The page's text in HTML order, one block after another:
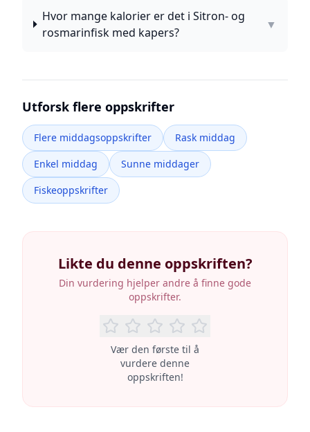
Hvor mange kalorier er det i Sitron- og
rosmarinfisk med kapers?
▼
Utforsk flere oppskrifter
Flere middagsoppskrifter
Rask middag
Enkel middag
Sunne middager
Fiskeoppskrifter
Likte du denne oppskriften?
Din vurdering hjelper andre å finne gode
oppskrifter.
Vær den første til å
vurdere denne
oppskriften!